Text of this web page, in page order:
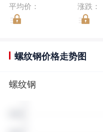
平均价： 涨跌：
螺纹钢价格走势图
螺纹钢